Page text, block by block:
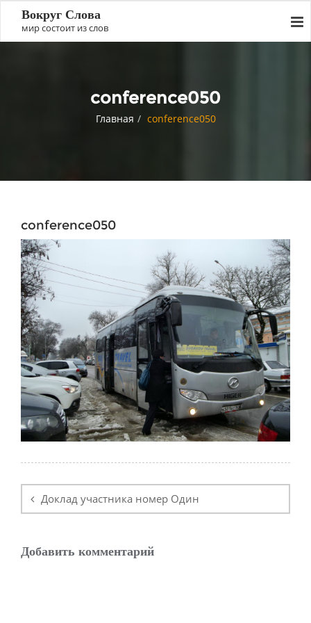
Вокруг Слова
мир состоит из слов
conference050
Главная conference050
conference050
по
записям
Доклад участника номер Один
Добавить комментарий